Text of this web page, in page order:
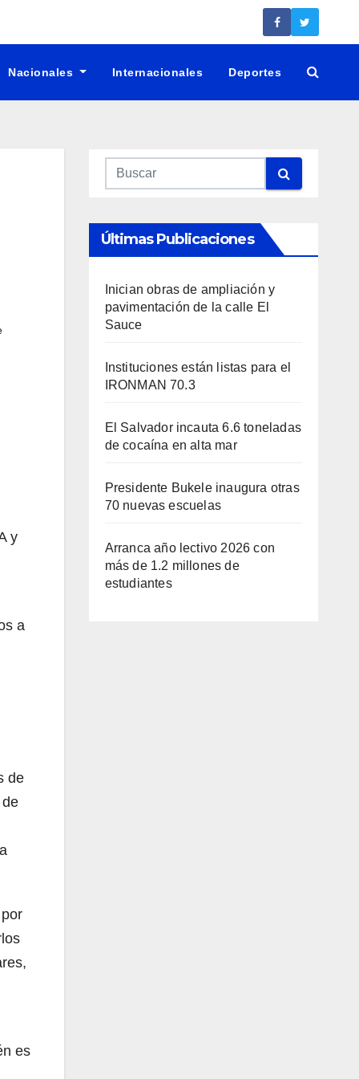
Nacionales Internacionales Deportes
y
a
de
es
Últimas Publicaciones
Inician obras de ampliación y
pavimentación de la calle El
Sauce
Instituciones están listas para el
IRONMAN 70.3
El Salvador incauta 6.6 toneladas
de cocaína en alta mar
Presidente Bukele inaugura otras
70 nuevas escuelas
Arranca año lectivo 2026 con
más de 1.2 millones de
estudiantes